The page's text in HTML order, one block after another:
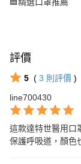
評價
5 ( 3 則評價 )
line700430
這款達特世醫用口
保護呼吸道，顏色